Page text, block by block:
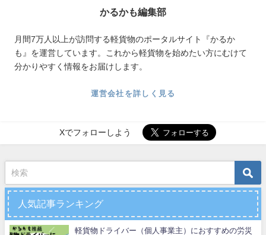
かるかも編集部
月間7万人以上が訪問する軽貨物のポータルサイト『かるか
も』を運営しています。これから軽貨物を始めたい方にむけて
分かりやすく情報をお届けします。
運営会社を詳しく見る
Xでフォローしよう
人気記事ランキング
軽貨物ドライバー（個人事業主）におすすめの労災